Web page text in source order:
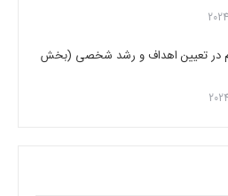
در تعیین اهداف و رشد شخصی (بخش